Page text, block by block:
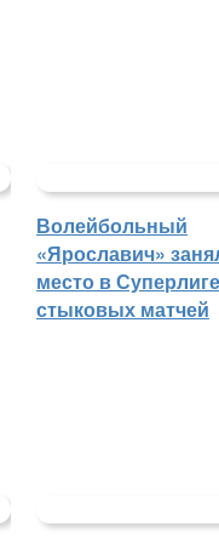
Волейбольный
«Ярославич»
место в
стыковых матчей